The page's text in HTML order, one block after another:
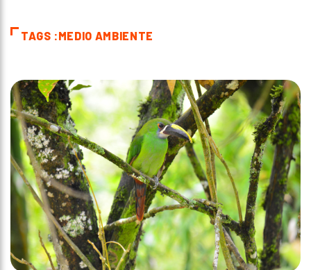
IMPRESA
TAGS :MEDIO AMBIENTE